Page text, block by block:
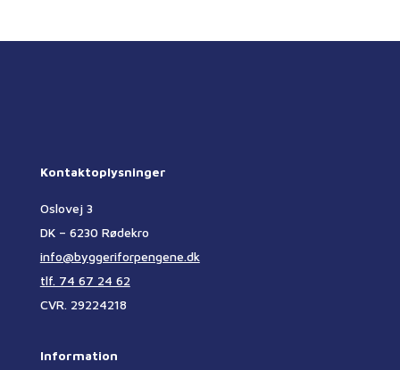
Kontaktoplysninger
Oslovej 3
DK – 6230 Rødekro
info@byggeriforpengene.dk
tlf. 74 67 24 62
CVR. 29224218
Information